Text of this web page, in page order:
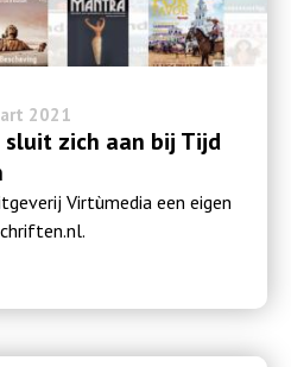
2021
zich aan bij Tijd
Virtùmedia een eigen